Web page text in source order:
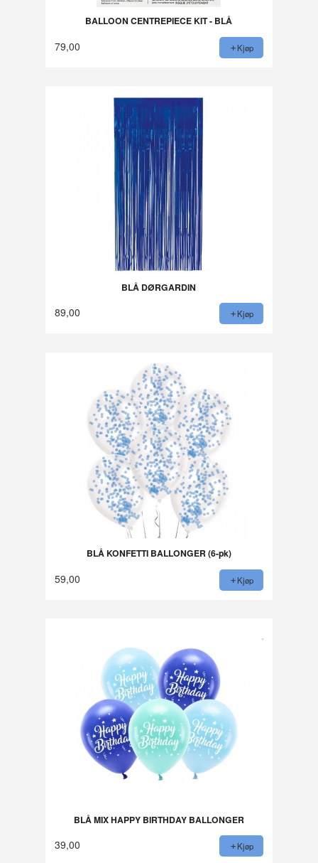
BALLOON CENTREPIECE KIT - BLÅ
79,00 Kjøp
BLÅ DØRGARDIN
89,00 Kjøp
BLÅ KONFETTI BALLONGER (6-pk)
59,00 Kjøp
BLÅ MIX HAPPY BIRTHDAY BALLONGER
39,00 Kjøp